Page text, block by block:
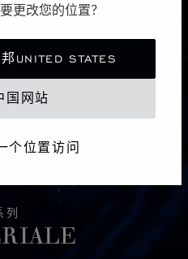
更改您的位置？
UNITED STATES
国网站
个位置访问
列